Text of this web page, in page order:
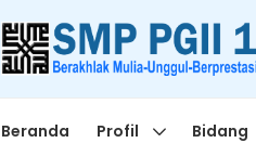
Beranda Profil Bidang